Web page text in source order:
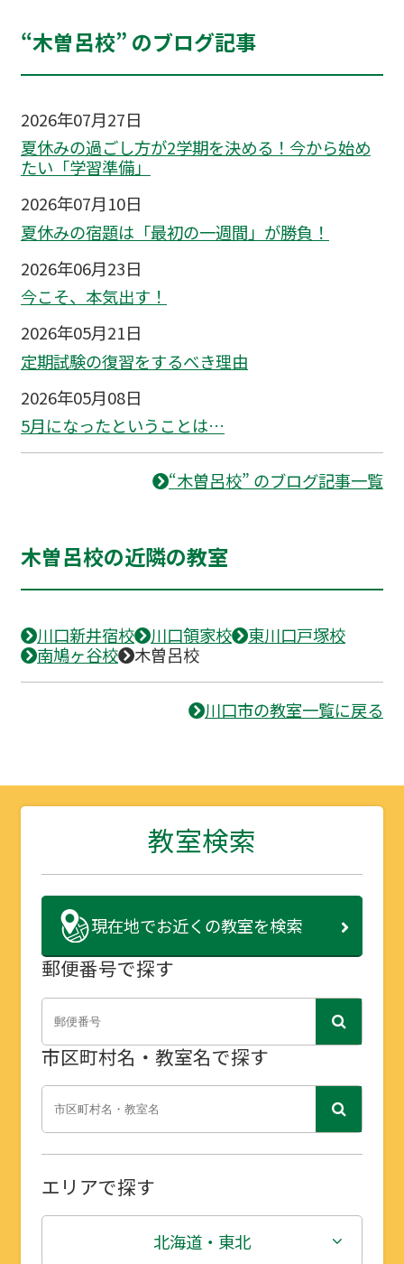
“木曽呂校” のブログ記事
2026年07月27日
夏休みの過ごし方が2学期を決める！今から始め
たい「学習準備」
2026年07月10日
夏休みの宿題は「最初の一週間」が勝負！
2026年06月23日
今こそ、本気出す！
2026年05月21日
定期試験の復習をするべき理由
2026年05月08日
5月になったということは…
“木曽呂校” のブログ記事一覧
木曽呂校の近隣の教室
川口新井宿校 川口領家校
東川口戸塚校
南鳩ヶ谷校
木曽呂校
川口市の教室一覧に戻る
教室検索
現在地でお近くの教室を検索
郵便番号で探す
市区町村名・教室名で探す
エリアで探す
北海道・東北